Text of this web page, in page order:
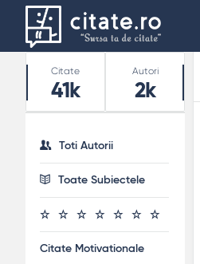
Stats
Citate
41k
Autori
2k
Toti Autorii
Toate Subiectele
Citate Motivationale